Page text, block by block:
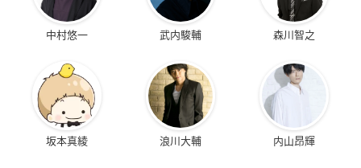
中村悠一 武内駿輔 森川智之
坂本真綾 浪川大輔 内山昂輝